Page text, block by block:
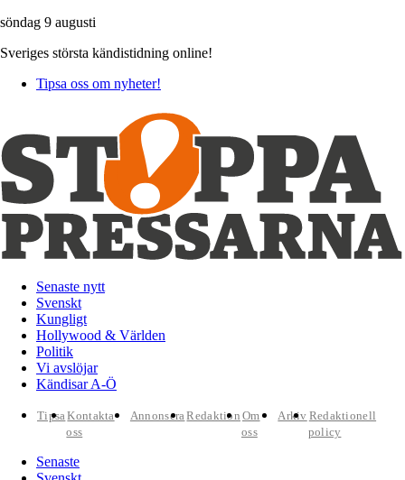
söndag 9 augusti
Sveriges största kändistidning online!
Tipsa oss om nyheter!
Senaste nytt
Svenskt
Kungligt
Hollywood & Världen
Politik
Vi avslöjar
Kändisar A-Ö
TipsaKontakta
oss
AnnonseraRedaktion Om
oss
Arkiv Redaktionell
policy
Senaste